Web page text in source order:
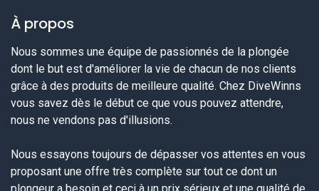
À propos
Nous sommes une équipe de passionnés de la plongée
dont le but est d'améliorer la vie de chacun de nos clients
grâce à des produits de meilleure qualité. Chez DiveWinns
vous savez dès le début ce que vous pouvez attendre,
nous ne vendons pas d'illusions.
Nous essayons toujours de dépasser vos attentes en vous
proposant une offre très complète sur tout ce dont un
plongeur a besoin et ceci à un prix sérieux et une qualité de